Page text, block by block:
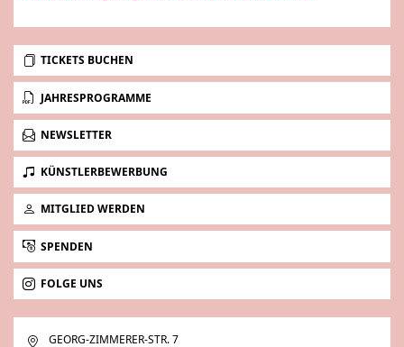
TICKETS BUCHEN
JAHRESPROGRAMME
NEWSLETTER
KÜNSTLERBEWERBUNG
MITGLIED WERDEN
SPENDEN
FOLGE UNS
GEORG-ZIMMERER-STR. 7